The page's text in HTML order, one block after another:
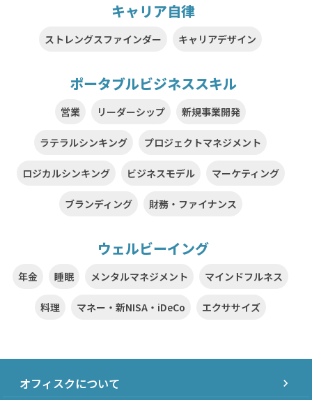
キャリア自律
ストレングスファインダー キャリアデザイン
ポータブルビジネススキル
営業 リーダーシップ 新規事業開発
ラテラルシンキング プロジェクトマネジメント
ロジカルシンキング ビジネスモデル マーケティング
ブランディング 財務・ファイナンス
ウェルビーイング
年金 睡眠 メンタルマネジメント マインドフルネス
料理 マネー・新NISA・iDeCo エクササイズ
オフィスクについて chevron_right